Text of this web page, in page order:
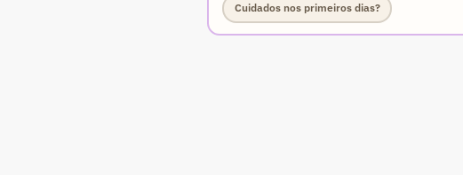
Cuidados nos primeiros dias?